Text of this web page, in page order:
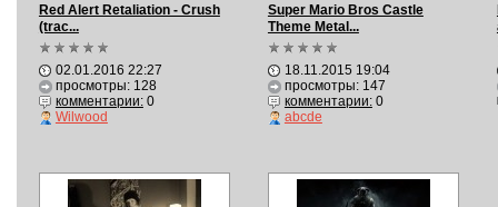
Red Alert Retaliation - Crush
(trac...
02.01.2016 22:27
просмотры: 128
комментарии:0
Wilwood
Super Mario Bros Castle
Theme Metal...
18.11.2015 19:04
просмотры: 147
комментарии:0
abcde